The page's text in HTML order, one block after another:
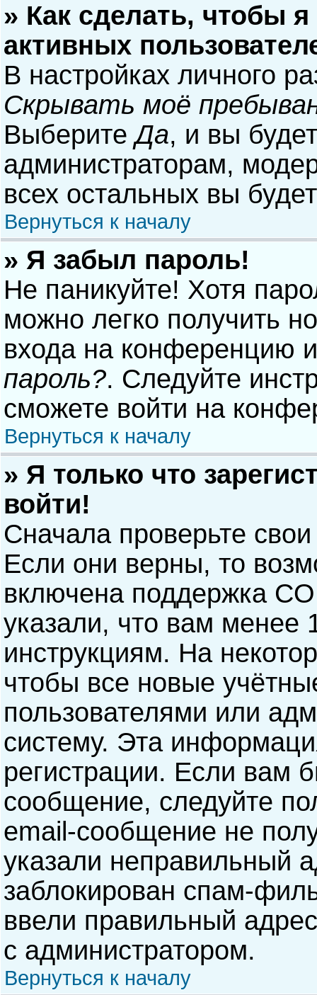
» Как сделать, чтобы
активных
В настройках личного
Скрывать моё
ВыберитеДа, и вы
администраторам,
всех остальных вы
Вернуться к началу
» Я забыл пароль!
Не паникуйте! Хотя
можно легко получить
входа на конференцию
пароль?. Следуйте
сможете войти на
Вернуться к началу
» Я только что
войти!
Сначала проверьте
Если они верны, то
включена поддержка
указали, что вам менее
инструкциям. На
чтобы все новые
пользователями или
систему. Эта
регистрации. Если вам
сообщение, следуйте
email-сообщение не
указали неправильный
заблокирован спам-
ввели правильный
с администратором.
Вернуться к началу